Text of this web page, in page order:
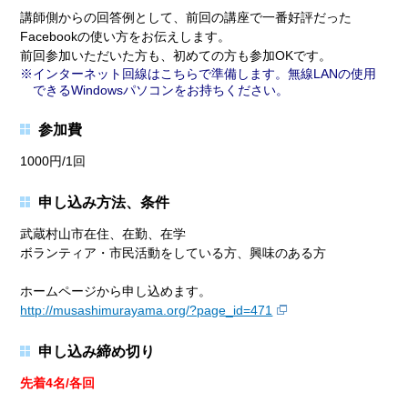
講師側からの回答例として、前回の講座で一番好評だった
Facebookの使い方をお伝えします。
前回参加いただいた方も、初めての方も参加OKです。
インターネット回線はこちらで準備します。無線LANの使用
できるWindowsパソコンをお持ちください。
参加費
1000円/1回
申し込み方法、条件
武蔵村山市在住、在勤、在学
ボランティア・市民活動をしている方、興味のある方
ホームページから申し込めます。
http://musashimurayama.org/?page_id=471
申し込み締め切り
先着4名/各回